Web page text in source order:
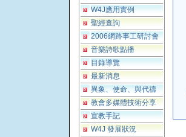
W4J應用實例
聖經查詢
2006網路事工研討會
音樂詩歌點播
目錄導覽
最新消息
異象、使命、與代禱
教會多媒體技術分享
宣教手記
W4J 發展狀況